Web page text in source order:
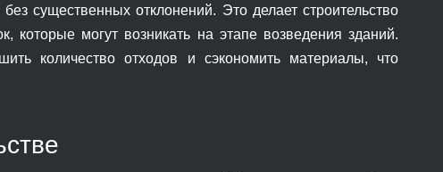
существенных отклонений. Это делает строительство
которые могут возникать на этапе возведения зданий.
количество отходов и сэкономить материалы, что